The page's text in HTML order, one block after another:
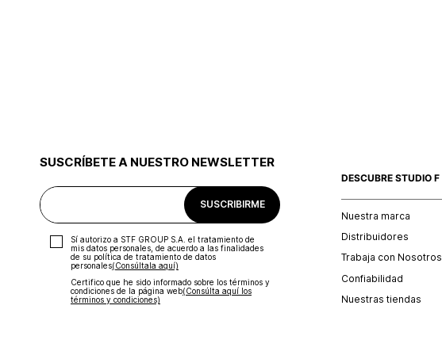
SUSCRÍBETE A NUESTRO NEWSLETTER
SUSCRIBIRME
Sí autorizo a STF GROUP S.A. el tratamiento de
mis datos personales, de acuerdo a las finalidades
de su política de tratamiento de datos
personales‎(Consúltala aquí)
Certifico que he sido informado sobre los términos y
condiciones de la página web‎(Consúlta aquí los
términos y condiciones)
DESCUBRE STUDIO F
Nuestra marca
Distribuidores
Trabaja con Nosotros
Confiabilidad
Nuestras tiendas